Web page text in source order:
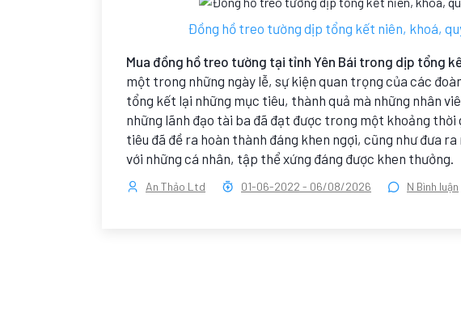
Đồng hồ treo tường dịp tổng kết niên, khoá,
Mua đồng hồ treo tường tại tỉnh Yên Bái trong dịp tổng
một trong những ngày lễ, sự kiện quan trọng của các
tổng kết lại những mục tiêu, thành quả mà những nhân
những lãnh đạo tài ba đã đạt được trong một khoảng thời
tiêu đã đề ra hoàn thành đáng khen ngợi, cũng như đưa
với những cá nhân, tập thể xứng đáng được khen thưởng.
An Thảo Ltd 01-06-2022 - 06/08/2026 N Bình luận